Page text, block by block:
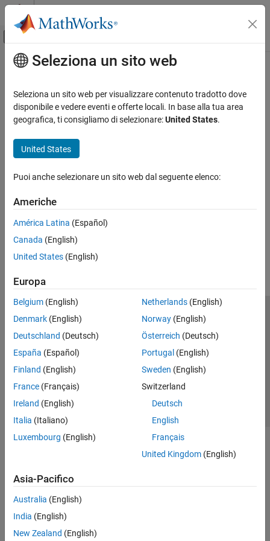
Vai al contenuto
Attiva/disattiva menu di navigazione
Pagina iniziale della documentazione
Contenuto principale
How useful was this information?
Seleziona un sito web
Seleziona un sito web per visualizzare contenuto tradotto dove
disponibile e vedere eventi e offerte locali. In base alla tua area
geografica, ti consigliamo di selezionare:United States.
United States
Puoi anche selezionare un sito web dal seguente elenco:
Americhe
América Latina (Español)
Canada (English)
United States (English)
Europa
Belgium (English)
Denmark (English)
Deutschland (Deutsch)
España (Español)
Finland (English)
France (Français)
Ireland (English)
Italia (Italiano)
Luxembourg (English)
Netherlands(English)
Norway(English)
Österreich (Deutsch)
Portugal (English)
Sweden (English)
Switzerland
Deutsch
English
Français
United Kingdom(English)
Asia-Pacifico
Australia (English)
India (English)
New Zealand (English)
Centro di fiducia
Informativa sulla privacy
Antipirateria
Stato dell'applicazione
Contatti
© 1994-2026 The MathWorks, Inc.